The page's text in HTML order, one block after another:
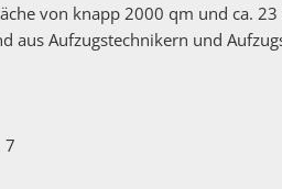
von knapp 2000 qm und ca.
aus Aufzugstechnikern und
7